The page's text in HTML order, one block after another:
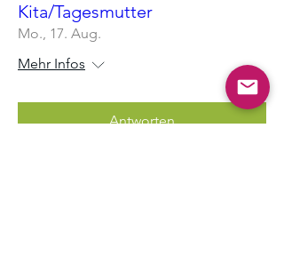
Kita/Tagesmutter
Mo., 17. Aug.
Mehr Infos
Antworten